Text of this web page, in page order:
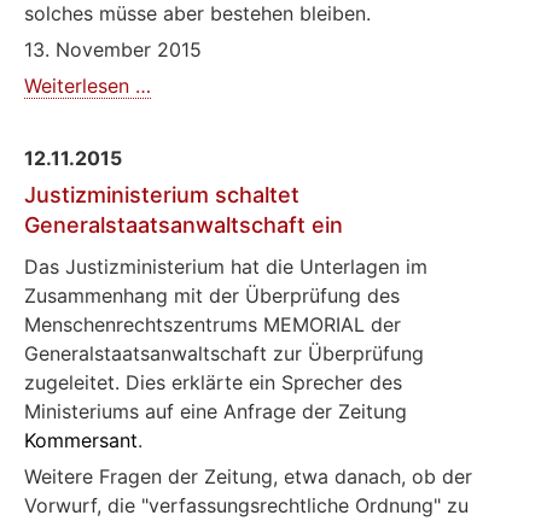
solches müsse aber bestehen bleiben.
13. November 2015
Weiterlesen …
des
"Agentengesetzes"
12.11.2015
Justizministerium schaltet
Generalstaatsanwaltschaft ein
Das Justizministerium hat die Unterlagen im
Zusammenhang mit der Überprüfung des
Menschenrechtszentrums MEMORIAL der
Generalstaatsanwaltschaft zur Überprüfung
zugeleitet. Dies erklärte ein Sprecher des
Ministeriums auf eine Anfrage der Zeitung
Kommersant.
Weitere Fragen der Zeitung, etwa danach, ob der
Vorwurf, die "verfassungsrechtliche Ordnung" zu